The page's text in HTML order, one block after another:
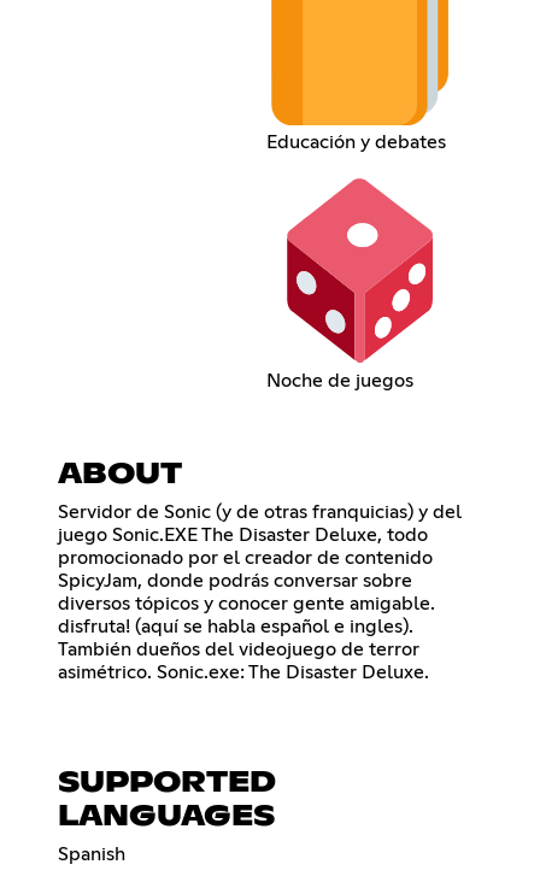
Educación y debates
Noche de juegos
ABOUT
Servidor de Sonic (y de otras franquicias) y del
juego Sonic.EXE The Disaster Deluxe, todo
promocionado por el creador de contenido
SpicyJam, donde podrás conversar sobre
diversos tópicos y conocer gente amigable.
disfruta! (aquí se habla español e ingles).
También dueños del videojuego de terror
asimétrico. Sonic.exe: The Disaster Deluxe.
SUPPORTED
LANGUAGES
Spanish